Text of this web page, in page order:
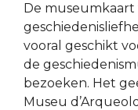
De museumkaart
vooral geschikt
de
bezoeken. Het
Museu